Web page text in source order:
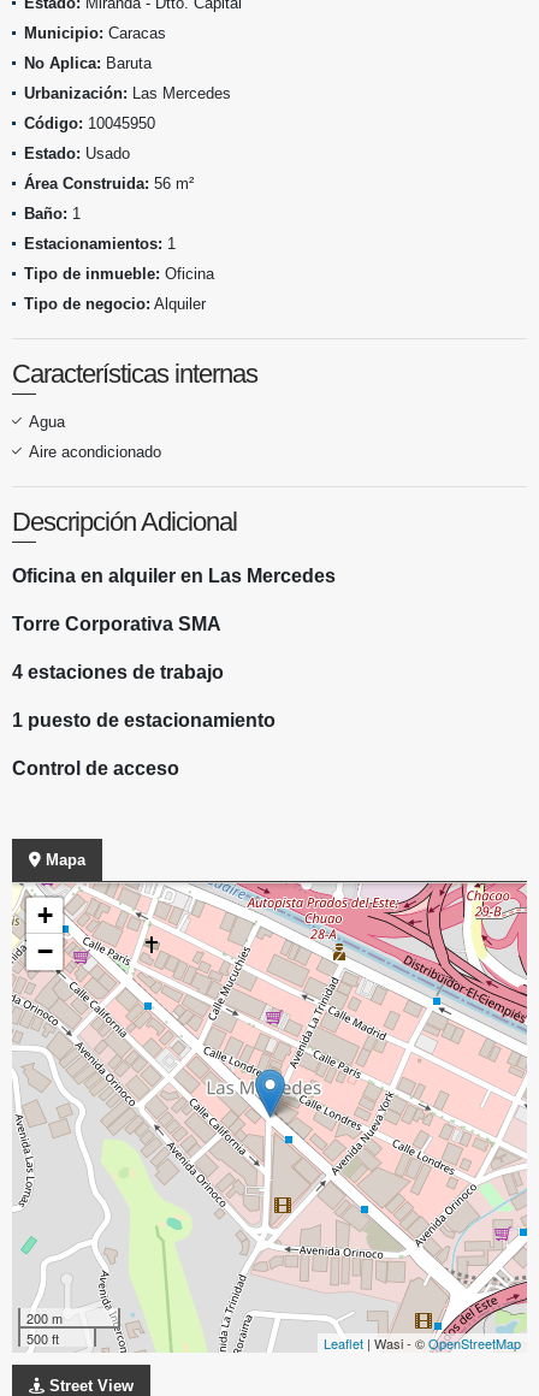
Municipio: Caracas
No Aplica: Baruta
Urbanización: Las Mercedes
Código: 10045950
Estado: Usado
Área Construida: 56 m²
Baño: 1
Estacionamientos: 1
Tipo de inmueble: Oficina
Tipo de negocio: Alquiler
Características internas
Agua
Aire acondicionado
Descripción Adicional
Oficina en alquiler en Las Mercedes
Torre Corporativa SMA
4 estaciones de trabajo
1 puesto de estacionamiento
Control de acceso
Mapa
+
−
200 m
500 ft
Leaflet | Wasi - ©OpenStreetMap
Street View